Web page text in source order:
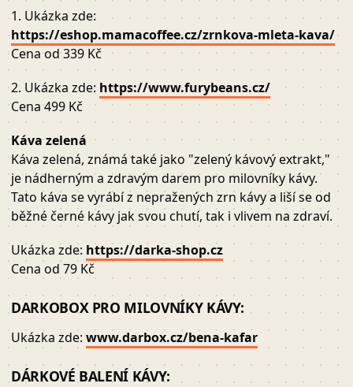
1. Ukázka zde:
https://eshop.mamacoffee.cz/zrnkova-mleta-kava/
Cena od 339 Kč
2. Ukázka zde: https://www.furybeans.cz/
Cena 499 Kč
Káva zelená
Káva zelená, známá také jako "zelený kávový extrakt,"
je nádherným a zdravým darem pro milovníky kávy.
Tato káva se vyrábí z nepražených zrn kávy a liší se od
běžné černé kávy jak svou chutí, tak i vlivem na zdraví.
Ukázka zde: https://darka-shop.cz
Cena od 79 Kč
DARKOBOX PRO MILOVNÍKY KÁVY:
Ukázka zde: www.darbox.cz/bena-kafar
DÁRKOVÉ BALENÍ KÁVY: